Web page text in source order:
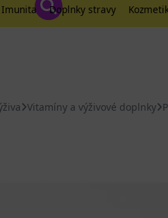
Imunita Doplnky stravy
Vitamíny a výživové doplnky